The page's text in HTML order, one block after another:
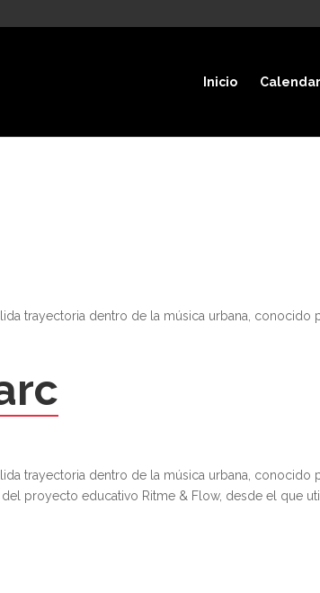
Inicio
trayectoria dentro de la música urbana, conocido
trayectoria dentro de la música urbana, conocido
proyecto educativo Ritme & Flow, desde el que